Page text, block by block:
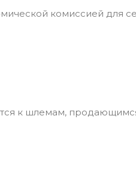
комиссией для
к шлемам,